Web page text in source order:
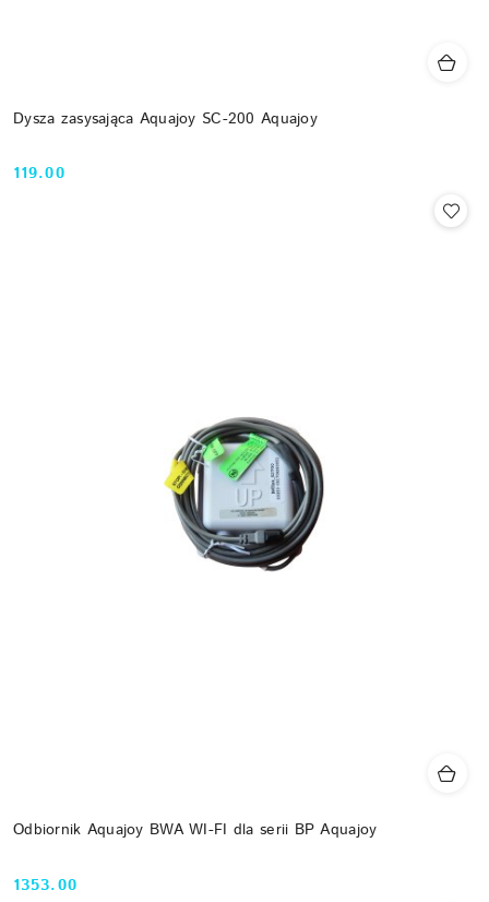
Dysza zasysająca Aquajoy SC-200 Aquajoy
Cena:
119.00
Odbiornik Aquajoy BWA WI-FI dla serii BP Aquajoy
Cena:
1353.00